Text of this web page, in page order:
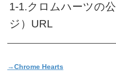
1-1.クロムハーツの
ジ）URL
→Chrome Hearts